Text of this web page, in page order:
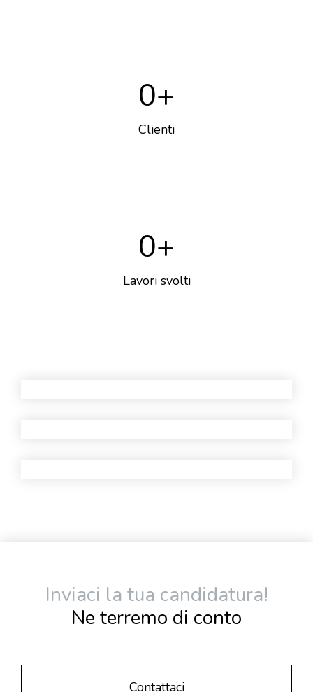
Clienti
0+
Lavori svolti
0+
Inviaci la tua candidatura!
Ne terremo di conto
Contattaci